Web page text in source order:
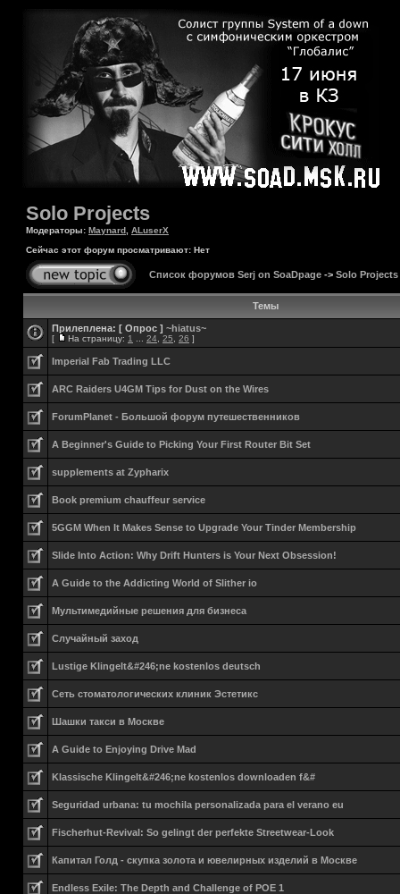
Solo Projects
Модераторы: Maynard ALuserX
Сейчас этот форум просматривают: Нет
Список форумов Serj on SoaDpage -> Solo Projects
Темы
Прилеплена: [ Опрос ] ~hiatus~
[ На страницу: 1 24 25 26 ]
Imperial Fab Trading LLC
ARC Raiders U4GM Tips for Dust on the Wires
ForumPlanet - Большой форум путешественников
A Beginner's Guide to Picking Your First Router Bit Set
supplements at Zypharix
Book premium chauffeur service
5GGM When It Makes Sense to Upgrade Your Tinder Membership
Slide Into Action: Why Drift Hunters is Your Next Obsession!
A Guide to the Addicting World of Slither io
Мультимедийные решения для бизнеса
Случайный заход
Lustige Klingelt&#246;ne kostenlos deutsch
Сеть стоматологических клиник Эстетикс
Шашки такси в Москве
A Guide to Enjoying Drive Mad
Klassische Klingelt&#246;ne kostenlos downloaden f&#
Seguridad urbana: tu mochila personalizada para el verano eu
Fischerhut-Revival: So gelingt der perfekte Streetwear-Look
Капитал Голд - скупка золота и ювелирных изделий в Москве
Endless Exile: The Depth and Challenge of POE 1